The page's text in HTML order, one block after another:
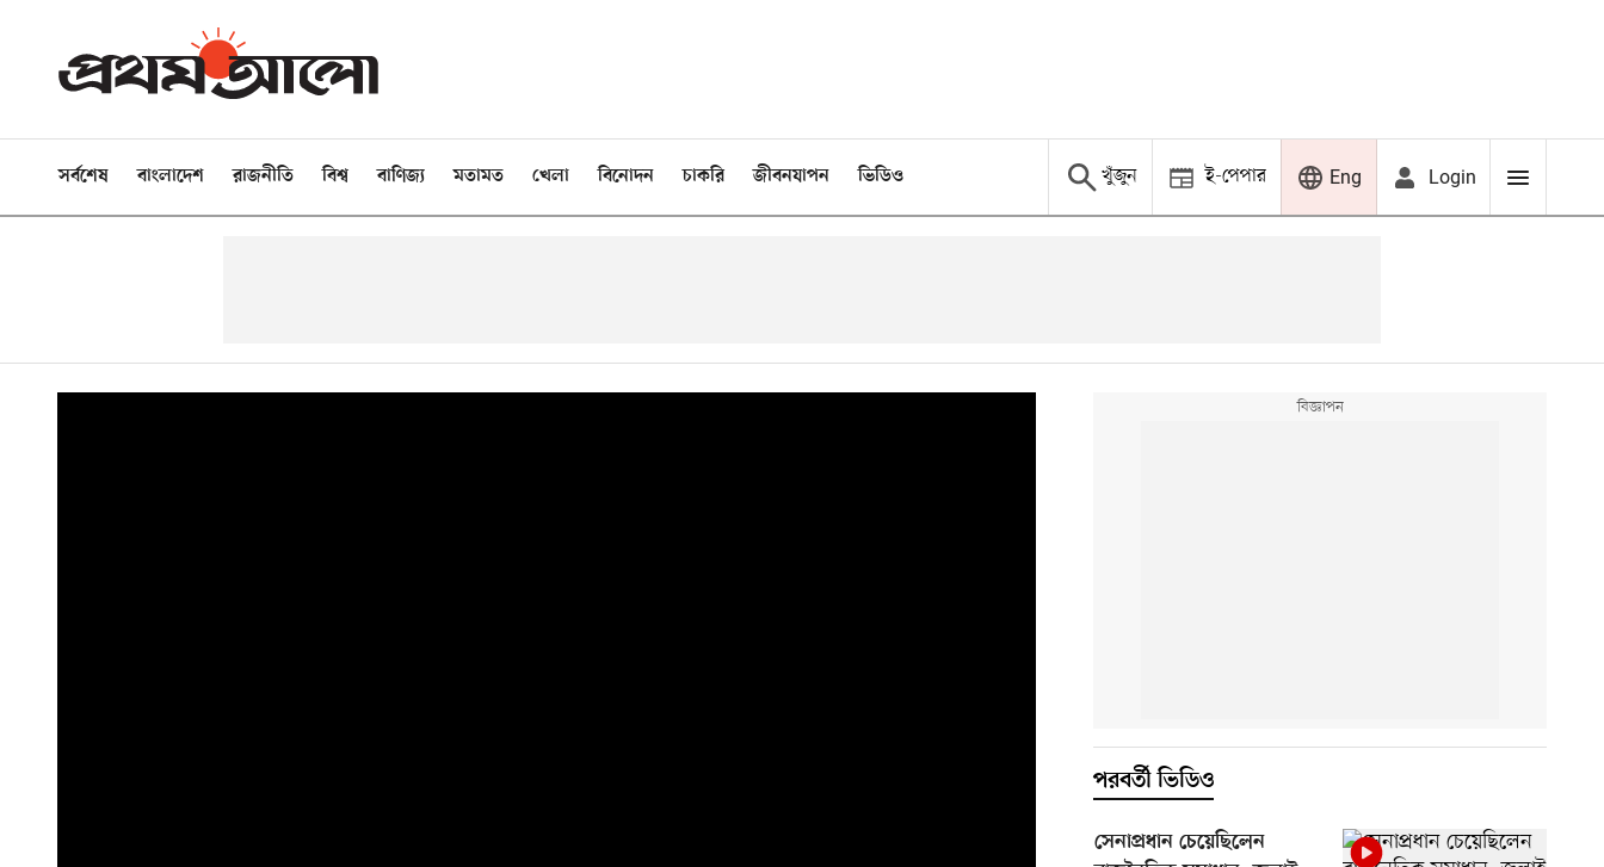
সর্বশেষ বাংলাদেশ রাজনীতি বিশ্ব বাণিজ্য মতামত খেলা বিনোদন চাকরি জীবনযাপন ভিডিও খুঁজুন ই-পেপার Eng Login
পরবর্তী ভিডিও
সেনাপ্রধান চেয়েছিলেন